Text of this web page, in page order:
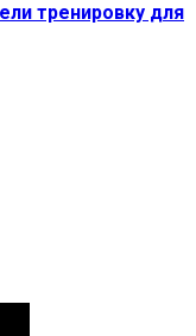
тренировку для